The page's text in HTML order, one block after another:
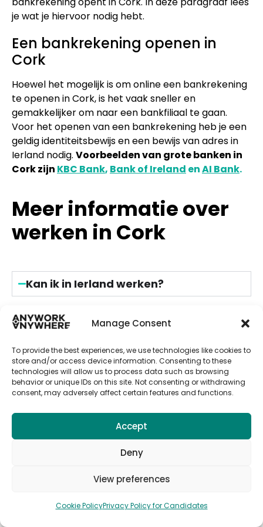
Manage Consent
To provide the best experiences, we use technologies like cookies to
store and/or access device information. Consenting to these
technologies will allow us to process data such as browsing
behavior or unique IDs on this site. Not consenting or withdrawing
consent, may adversely affect certain features and functions.
Accept
Deny
View preferences
Cookie PolicyPrivacy Policy for Candidates
je wat je hiervoor nodig hebt.
Een bankrekening openen in
Cork
Hoewel het mogelijk is om online een bankrekening
te openen in Cork, is het vaak sneller en
gemakkelijker om naar een bankfiliaal te gaan.
Voor het openen van een bankrekening heb je een
geldig identiteitsbewijs en een bewijs van adres in
Ierland nodig. Voorbeelden van grote banken in
Cork zijn KBC Bank, Bank of Ireland enAI Bank.
Meer informatie over
werken in Cork
Kan ik in Ierland werken?
werkenzonder dat je een werkvergunning of
legitimatiebewijs nodig.
Is het duur om in Ierland te wonen?
appartement in Ierland?